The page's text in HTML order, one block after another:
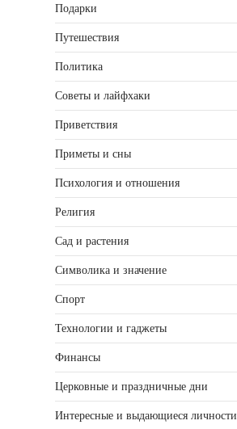
Подарки
Путешествия
Политика
Советы и лайфхаки
Приветствия
Приметы и сны
Психология и отношения
Религия
Сад и растения
Символика и значение
Спорт
Технологии и гаджеты
Финансы
Церковные и праздничные дни
Интересные и выдающиеся личности